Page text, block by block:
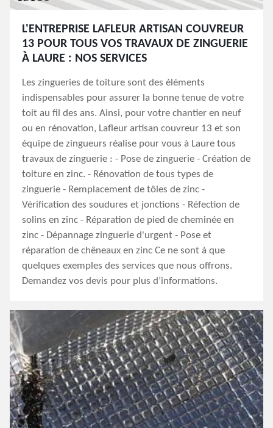
L'ENTREPRISE LAFLEUR ARTISAN COUVREUR
13 POUR TOUS VOS TRAVAUX DE ZINGUERIE
À LAURE : NOS SERVICES
Les zingueries de toiture sont des éléments
indispensables pour assurer la bonne tenue de votre
toit au fil des ans. Ainsi, pour votre chantier en neuf
ou en rénovation, Lafleur artisan couvreur 13 et son
équipe de zingueurs réalise pour vous à Laure tous
travaux de zinguerie : - Pose de zinguerie - Création de
toiture en zinc. - Rénovation de tous types de
zinguerie - Remplacement de tôles de zinc -
Vérification des soudures et jonctions - Réfection de
solins en zinc - Réparation de pied de cheminée en
zinc - Dépannage zinguerie d'urgent - Pose et
réparation de chêneaux en zinc Ce ne sont à que
quelques exemples des services que nous offrons.
Demandez vos devis pour plus d’informations.